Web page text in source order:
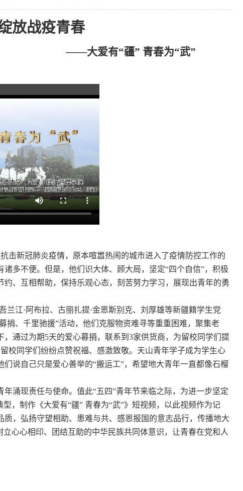
放战疫青春
——大爱有“疆” 青春为“武”
击新冠肺炎疫情，原本喧嚣热闹的城市进入了疫情防控工作的
多不便。但是，他们 识大体、顾大局，坚定“四个自信”，积极
、互相帮助，保持乐观心态，刻苦努力学习，展现出青年的勇
兰江·阿布拉、古丽扎提·金恩斯别克、刘厚雄等新疆籍学生党
捐、千里驰援”活动，他们克服物资难寻等重重困难，聚集老
，通过为期5天的爱心募捐， 联系到 3家供货商，为留校同学们 提
校同学们 纷纷点赞祝福、 感激致敬。天山青年学子成为学生心
们说自己只是爱心善举的“搬运工”，希望地大青年一直都像石榴
年涌现责任与使命。 值此“五四”青年节来临之际，为进一步坚定
， 制作《大爱有“疆” 青春为“武”》短视频，以此视频作为记
， 弘扬守望相助、患难与共、感恩报 国的意志品行，传播地大
立心心相印、团结互助的中华民族共同体意识，让青春在党和人